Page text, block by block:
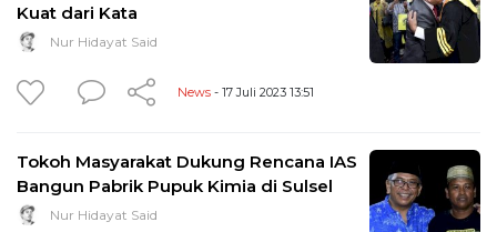
Kuat dari Kata
Nur Hidayat Said
News - 17 Juli 2023 13:51
Tokoh Masyarakat Dukung Rencana IAS
Bangun Pabrik Pupuk Kimia di Sulsel
Nur Hidayat Said